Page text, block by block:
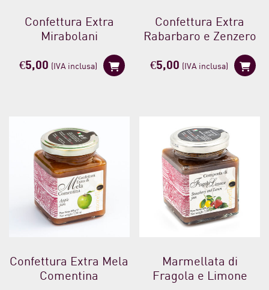
Confettura Extra
Mirabolani
€5,00 (IVA inclusa)
Confettura Extra
Rabarbaro e Zenzero
€5,00 (IVA inclusa)
Confettura Extra Mela
Comentina
Marmellata di
Fragola e Limone